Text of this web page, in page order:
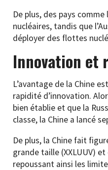
De plus, des pays
nucléaires, tandis que
déployer des flottes
Innovation et
L’avantage de la Chine
rapidité d’innovation.
bien établie et que la
classe, la Chine a lancé
De plus, la Chine fait
grande taille (XXLUUV)
repoussant ainsi les